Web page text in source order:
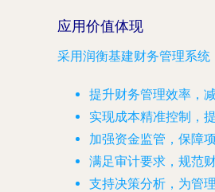
应用价值体现
采用润衡基建财务管理系统
提升财务管理效率，
实现成本精准控制，
加强资金监管，保障
满足审计要求，规范
支持决策分析，为管